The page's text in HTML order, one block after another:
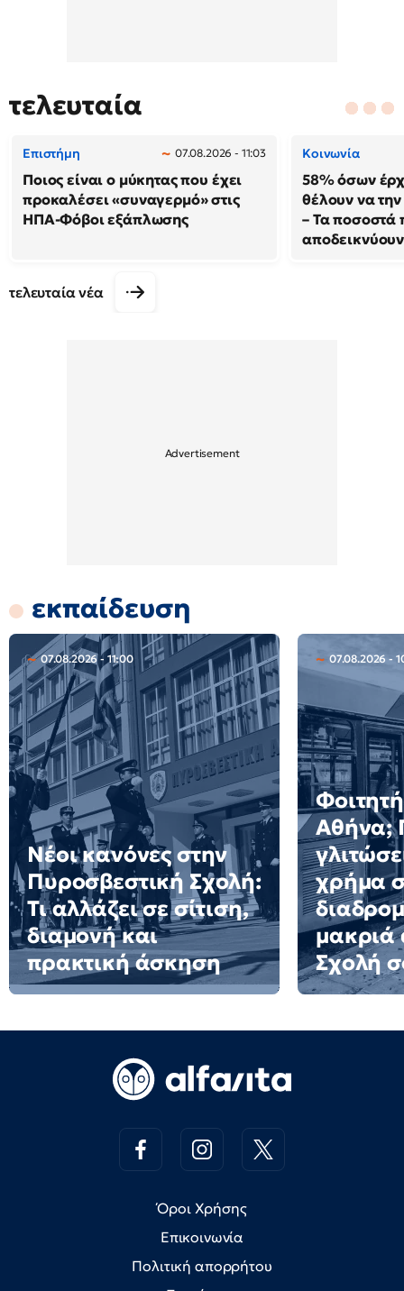
τελευταία
Επιστήμη 07.08.2026 - 11:03
Ποιος είναι ο μύκητας που έχει
προκαλέσει «συναγερμό» στις
ΗΠΑ-Φόβοι εξάπλωσης
Κοινωνία
58% όσων
θέλουν να
– Τα ποσοστά
αποδεικνύουν
τελευταία νέα
εκπαίδευση
07.08.2026 - 11:00
Νέοι κανόνες στην
Πυροσβεστική Σχολή:
Τι αλλάζει σε σίτιση,
διαμονή και
πρακτική άσκηση
07.08.2026 -
Αθήνα;
χρήμα
μακριά
Σχολή
Όροι Χρήσης
Επικοινωνία
Πολιτική απορρήτου